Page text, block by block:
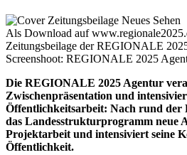
Als Download auf
Zeitungsbeilage der REGIONALE
Screenshoot: REGIONALE 2025
Die REGIONALE 2025 Agentur
Zwischenpräsentation und
Öffentlichkeitsarbeit: Nach rund der
das Landesstrukturprogramm neue
Projektarbeit und intensiviert seine
Öffentlichkeit.